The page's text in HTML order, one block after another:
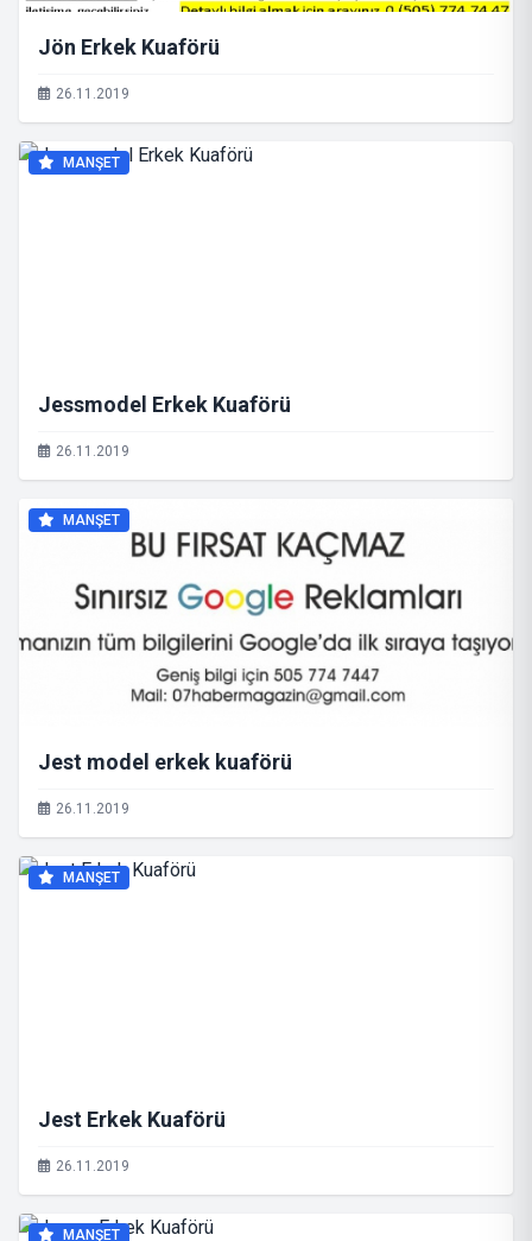
Jön Erkek Kuaförü
26.11.2019
MANŞET
Jessmodel Erkek Kuaförü
26.11.2019
MANŞET
Jest model erkek kuaförü
26.11.2019
MANŞET
Jest Erkek Kuaförü
26.11.2019
MANŞET